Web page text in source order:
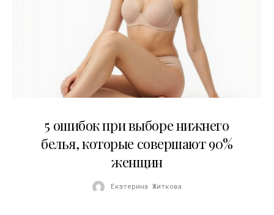
5 ошибок при выборе нижнего
белья, которые совершают 90%
женщин
Екатерина Житкова